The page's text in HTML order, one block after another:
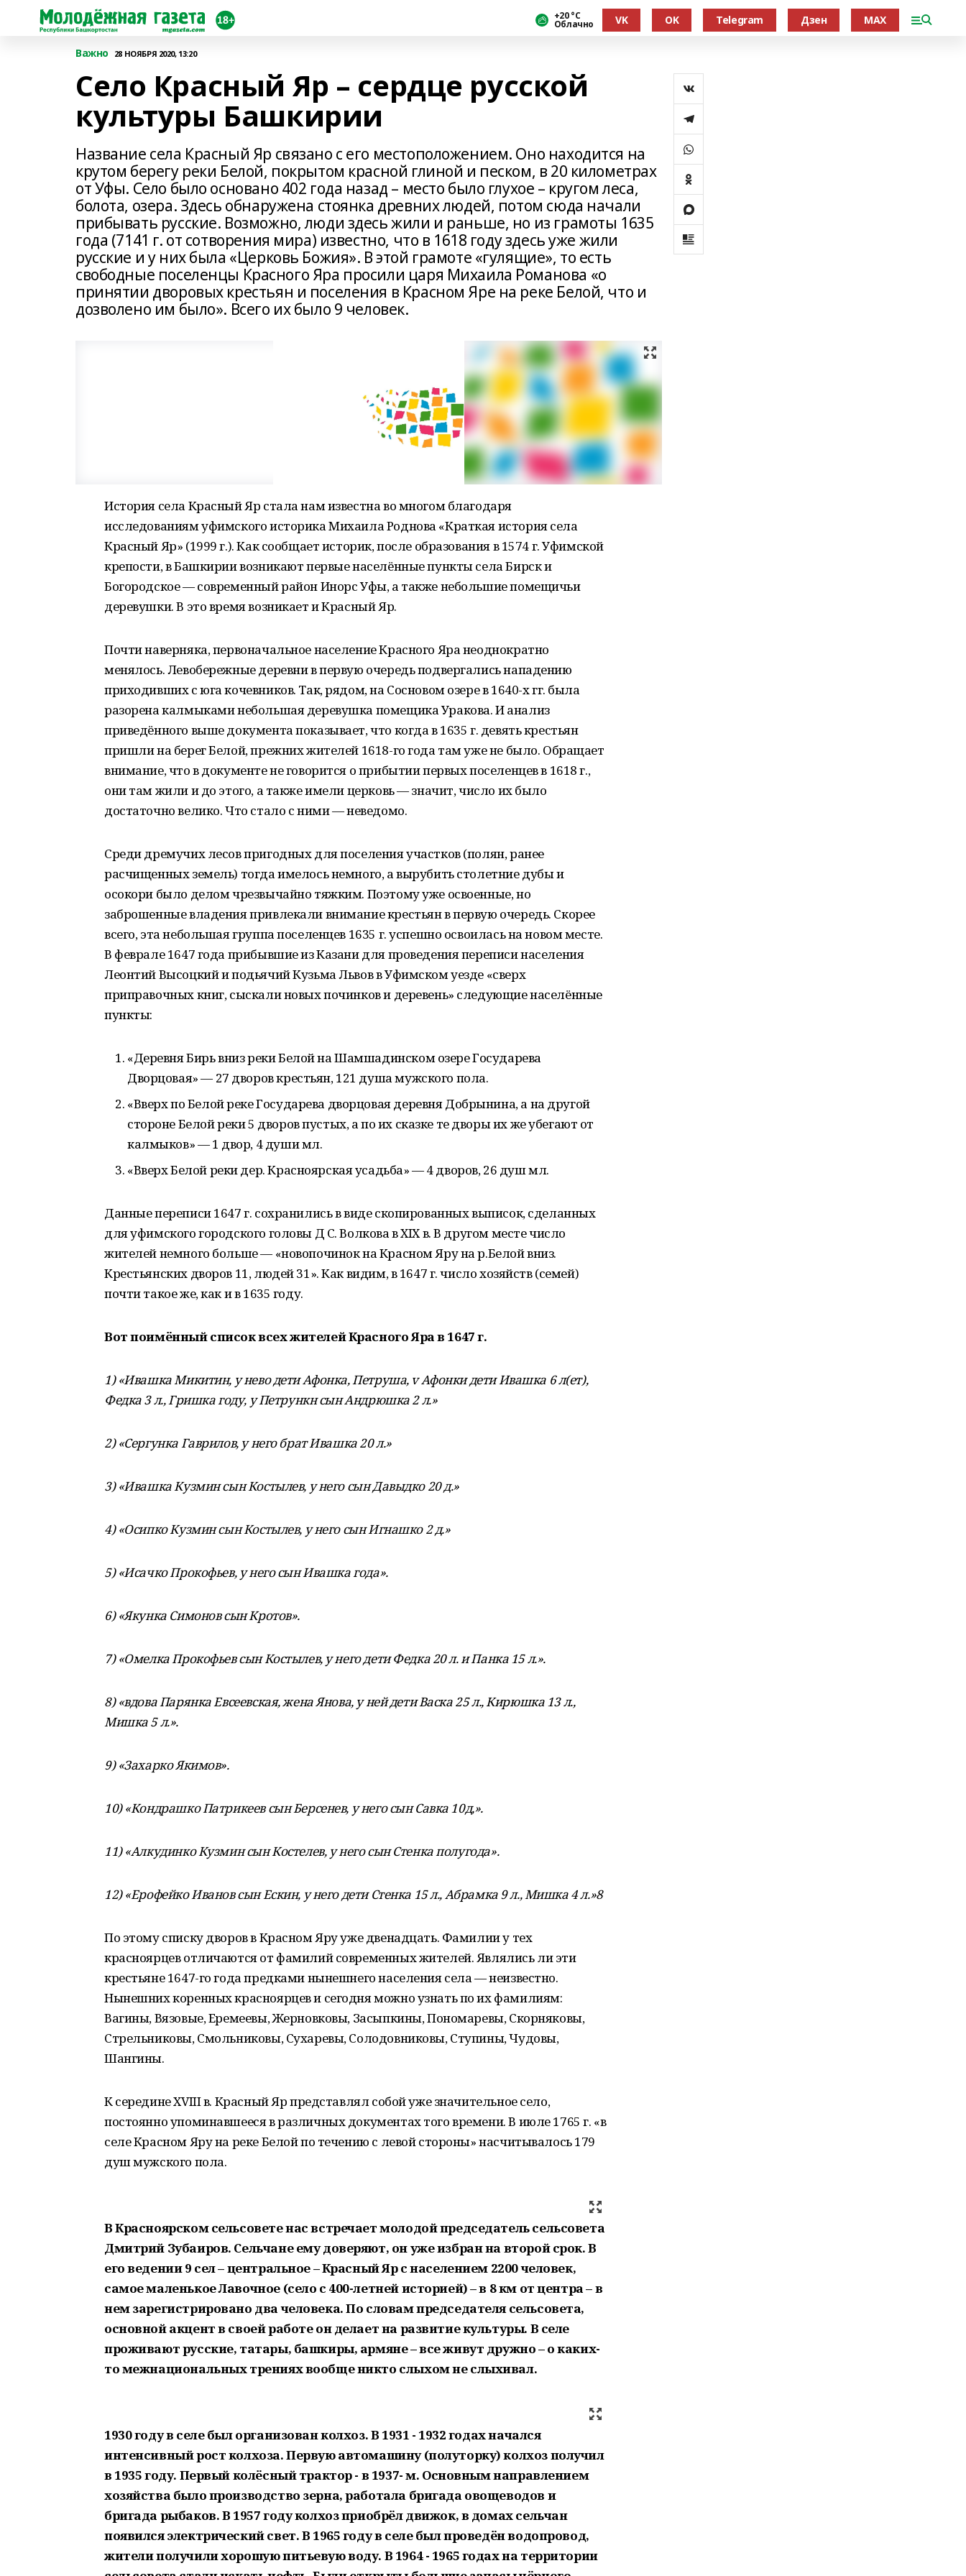
+20 °С
Облачно VK OK Telegram Дзен MAX
Важно 28 НОЯБРЯ 2020, 13:20
Село Красный Яр – сердце русской
культуры Башкирии
Название села Красный Яр связано с его местоположением. Оно находится на
крутом берегу реки Белой, покрытом красной глиной и песком, в 20 километрах
от Уфы. Село было основано 402 года назад – место было глухое – кругом леса,
болота, озера. Здесь обнаружена стоянка древних людей, потом сюда начали
прибывать русские. Возможно, люди здесь жили и раньше, но из грамоты 1635
года (7141 г. от сотворения мира) известно, что в 1618 году здесь уже жили
русские и у них была «Церковь Божия». В этой грамоте «гулящие», то есть
свободные поселенцы Красного Яра просили царя Михаила Романова «о
принятии дворовых крестьян и поселения в Красном Яре на реке Белой, что и
дозволено им было». Всего их было 9 человек.
История села Красный Яр стала нам известна во многом благодаря
исследованиям уфимского историка Михаила Роднова «Краткая история села
Красный Яр» (1999 г.). Как сообщает историк, после образования в 1574 г. Уфимской
крепости, в Башкирии возникают первые населённые пункты села Бирск и
Богородское — современный район Инорс Уфы, а также небольшие помещичьи
деревушки. В это время возникает и Красный Яр.
Почти наверняка, первоначальное население Красного Яра неоднократно
менялось. Левобережные деревни в первую очередь подвергались нападению
приходивших с юга кочевников. Так, рядом, на Сосновом озере в 1640-х гг. была
разорена калмыками небольшая деревушка помещика Уракова. И анализ
приведённого выше документа показывает, что когда в 1635 г. девять крестьян
пришли на берег Белой, прежних жителей 1618-го года там уже не было. Обращает
внимание, что в документе не говорится о прибытии первых поселенцев в 1618 г.,
они там жили и до этого, а также имели церковь — значит, число их было
достаточно велико. Что стало с ними — неведомо.
Среди дремучих лесов пригодных для поселения участков (полян, ранее
расчищенных земель) тогда имелось немного, а вырубить столетние дубы и
осокори было делом чрезвычайно тяжким. Поэтому уже освоенные, но
заброшенные владения привлекали внимание крестьян в первую очередь. Скорее
всего, эта небольшая группа поселенцев 1635 г. успешно освоилась на новом месте.
В феврале 1647 года прибывшие из Казани для проведения переписи населения
Леонтий Высоцкий и подьячий Кузьма Львов в Уфимском уезде «сверх
приправочных книг, сыскали новых починков и деревень» следующие населённые
пункты:
«Деревня Бирь вниз реки Белой на Шамшадинском озере Государева
Дворцовая» — 27 дворов крестьян, 121 душа мужского пола.
«Вверх по Белой реке Государева дворцовая деревня Добрынина, а на другой
стороне Белой реки 5 дворов пустых, а по их сказке те дворы их же убегают от
калмыков» — 1 двор, 4 души мл.
«Вверх Белой реки дер. Красноярская усадьба» — 4 дворов, 26 душ мл.
Данные переписи 1647 г. сохранились в виде скопированных выписок, сделанных
для уфимского городского головы Д С. Волкова в XIX в. В другом месте число
жителей немного больше — «новопочинок на Красном Яру на р.Белой вниз.
Крестьянских дворов 11, людей 31». Как видим, в 1647 г. число хозяйств (семей)
почти такое же, как и в 1635 году.
Вот поимённый список всех жителей Красного Яра в 1647 г.
1) «Ивашка Микитин, у нево дети Афонка, Петруша, v Афонки дети Ивашка 6 л(ет),
Федка 3 л., Гришка году, у Петрункн сын Андрюшка 2 л.»
2) «Сергунка Гаврилов, у него брат Ивашка 20 л.»
3) «Ивашка Кузмин сын Костылев, у него сын Давыдко 20 д.»
4) «Осипко Кузмин сын Костылев, у него сын Игнашко 2 д.»
5) «Исачко Прокофьев, у него сын Ивашка года».
6) «Якунка Симонов сын Кротов».
7) «Омелка Прокофьев сын Костылев, у него дети Федка 20 л. и Панка 15 л.».
8) «вдова Парянка Евсеевская, жена Янова, у ней дети Васка 25 л., Кирюшка 13 л.,
Мишка 5 л.».
9) «Захарко Якимов».
10) «Кондрашко Патрикеев сын Берсенев, у него сын Савка 10д,».
11) «Алкудинко Кузмин сын Костелев, у него сын Стенка полугода».
12) «Ерофейко Иванов сын Ескин, у него дети Стенка 15 л., Абрамка 9 л., Мишка 4 л.»8
По этому списку дворов в Красном Яру уже двенадцать. Фамилии у тех
красноярцев отличаются от фамилий современных жителей. Являлись ли эти
крестьяне 1647-го года предками нынешнего населения села — неизвестно.
Нынешних коренных красноярцев и сегодня можно узнать по их фамилиям:
Вагины, Вязовые, Еремеевы, Жерновковы, Засыпкины, Пономаревы, Скорняковы,
Стрельниковы, Смольниковы, Сухаревы, Солодовниковы, Ступины, Чудовы,
Шангины.
К середине XVIII в. Красный Яр представлял собой уже значительное село,
постоянно упоминавшееся в различных документах того времени. В июле 1765 г. «в
селе Красном Яру на реке Белой по течению с левой стороны» насчитывалось 179
душ мужского пола.
В Красноярском сельсовете нас встречает молодой председатель сельсовета
Дмитрий Зубаиров. Сельчане ему доверяют, он уже избран на второй срок. В
его ведении 9 сел – центральное – Красный Яр с населением 2200 человек,
самое маленькое Лавочное (село с 400-летней историей) – в 8 км от центра – в
нем зарегистрировано два человека. По словам председателя сельсовета,
основной акцент в своей работе он делает на развитие культуры. В селе
проживают русские, татары, башкиры, армяне – все живут дружно – о каких-
то межнациональных трениях вообще никто слыхом не слыхивал.
1930 году в селе был организован колхоз. В 1931 - 1932 годах начался
интенсивный рост колхоза. Первую автомашину (полуторку) колхоз получил
в 1935 году. Первый колёсный трактор - в 1937- м. Основным направлением
хозяйства было производство зерна, работала бригада овощеводов и
бригада рыбаков. В 1957 году колхоз приобрёл движок, в домах сельчан
появился электрический свет. В 1965 году в селе был проведён водопровод,
жители получили хорошую питьевую воду. В 1964 - 1965 годах на территории